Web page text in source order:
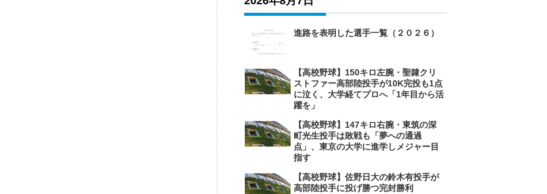
進路を表明した選手一覧（２０２６）
【高校野球】150キロ左腕・聖隷クリ
ストファー高部陸投手が10K完投も1点
に泣く、大学経てプロへ「1年目から活
躍を」
【高校野球】147キロ右腕・東筑の深
町光生投手は敗戦も「夢への通過
点」、東京の大学に進学しメジャー目
指す
【高校野球】佐野日大の鈴木有投手が
高部陸投手に投げ勝つ完封勝利